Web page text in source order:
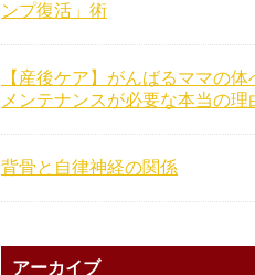
ンプ復活」術
【産後ケア】がんばるママの体
メンテナンスが必要な本当の理
背骨と自律神経の関係
アーカイブ